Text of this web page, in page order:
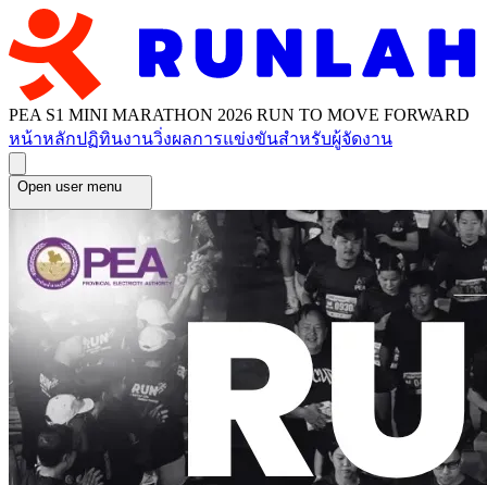
PEA S1 MINI MARATHON 2026 RUN TO MOVE FORWARD
หน้าหลักปฏิทินงานวิ่งผลการแข่งขันสำหรับผู้จัดงาน
Open user menu